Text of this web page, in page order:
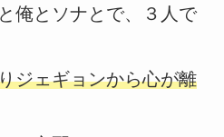
俺とソナとで、３人で
ジェギョンから心が離